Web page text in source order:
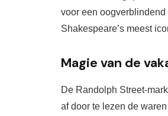
Shakespeare’s meest
Magie van de
De Randolph Street-
af door te lezen de